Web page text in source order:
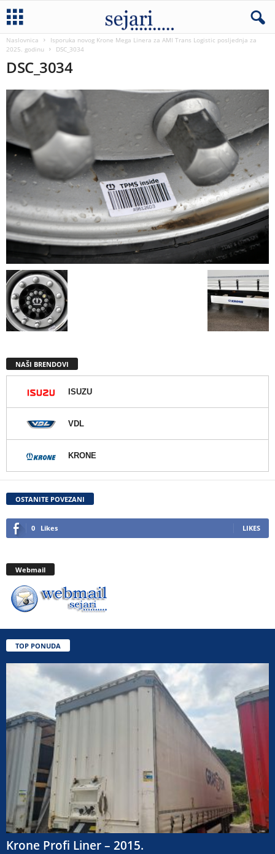
Naslovnica
Isporuka novog Krone Mega Linera za AMI Trans Logistic posljednja za
2025. godinu
DSC_3034
DSC_3034
NAŠI BRENDOVI
ISUZU
VDL
KRONE
OSTANITE POVEZANI
0 Likes LIKES
Webmail
TOP PONUDA
Krone Profi Liner – 2015.